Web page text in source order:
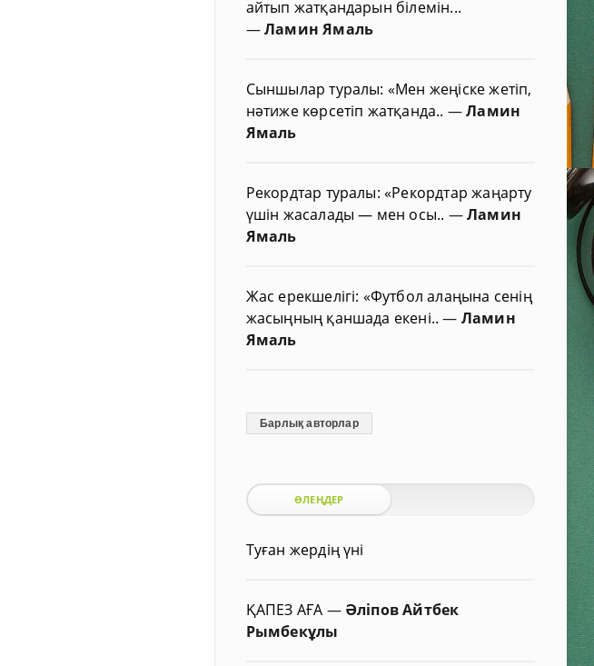
айтып жатқандарын білемін...
—Ламин Ямаль
Сыншылар туралы: «Мен жеңіске жетіп,
нәтиже көрсетіп жатқанда.. —Ламин
Ямаль
Рекордтар туралы: «Рекордтар жаңарту
үшін жасалады — мен осы.. —Ламин
Ямаль
Жас ерекшелігі: «Футбол алаңына сенің
жасыңның қаншада екені..— Ламин
Ямаль
Барлық авторлар
ӨЛЕҢДЕР
Туған жердің үні
ҚАПЕЗ АҒА — Әліпов Айтбек
Рымбекұлы